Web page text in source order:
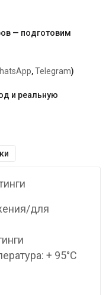
— подготовим
,Telegram)
и реальную
для
+ 95°С